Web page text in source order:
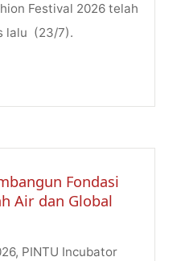
Festival 2026 telah
lalu (23/7).
Fondasi
Air dan Global
PINTU Incubator